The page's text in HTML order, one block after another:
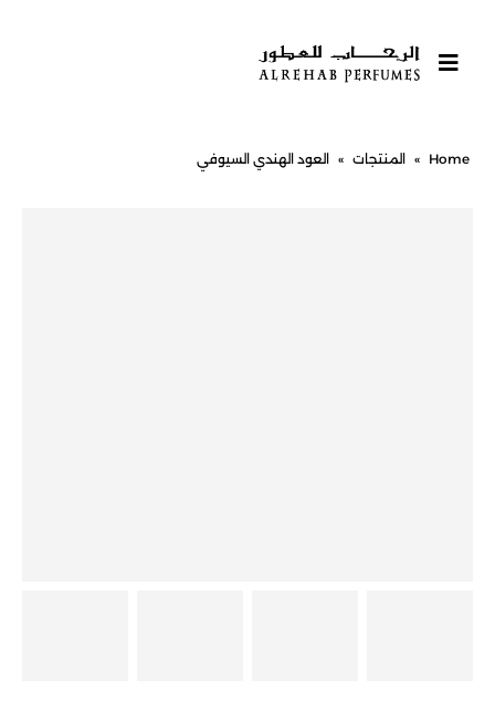
Home
» المنتجات » العود الهندي السيوفي